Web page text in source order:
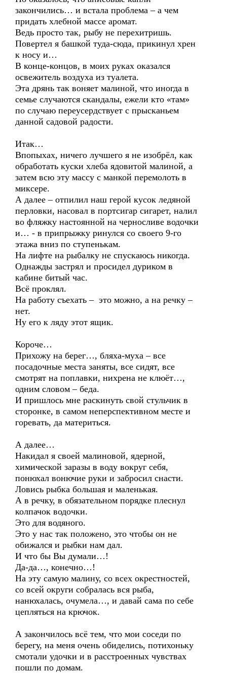
закончились… и встала проблема – а чем
придать хлебной массе аромат.
Ведь просто так, рыбу не перехитришь.
Повертел я башкой туда-сюда, прикинул хрен
к носу и…
В конце-концов, в моих руках оказался
освежитель воздуха из туалета.
Эта дрянь так воняет малиной, что иногда в
семье случаются скандалы, ежели кто «там»
по случаю переусердствует с прысканьем
данной садовой радости.
Итак…
Впопыхах, ничего лучшего я не изобрёл, как
обработать куски хлеба ядовитой малиной, а
затем всю эту массу с манкой перемолоть в
миксере.
А далее – отпилил наш герой кусок ледяной
перловки, насовал в портсигар сигарет, налил
во фляжку настоянной на черносливе водочки
и… - в припрыжку ринулся со своего 9-го
этажа вниз по ступенькам.
На лифте на рыбалку не спускаюсь никогда.
Однажды застрял и просидел дуриком в
кабине битый час.
Всё проклял.
На работу съехать – это можно, а на речку –
нет.
Ну его к ляду этот ящик.
Короче…
Прихожу на берег…, бляха-муха – все
посадочные места заняты, все сидят, все
смотрят на поплавки, нихрена не клюёт…,
одним словом – беда.
И пришлось мне раскинуть свой стульчик в
сторонке, в самом неперспективном месте и
горевать, да материться.
А далее…
Накидал я своей малиновой, ядерной,
химической заразы в воду вокруг себя,
понюхал вонючие руки и забросил снасти.
Ловись рыбка большая и маленькая.
А в речку, в обязательном порядке плеснул
колпачок водочки.
Это для водяного.
Это у нас так положено, это чтобы он не
обижался и рыбки нам дал.
И что бы Вы думали…!
Да-да…, конечно…!
На эту самую малину, со всех окрестностей,
со всей округи собралась вся рыба,
нанюхалась, очумела…, и давай сама по себе
цепляться на крючок.
А закончилось всё тем, что мои соседи по
берегу, на меня очень обиделись, потихоньку
смотали удочки и в расстроенных чувствах
пошли по домам.